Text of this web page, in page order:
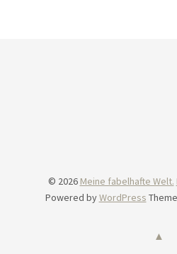
© 2026 Meine fabelhafte Welt.
Powered byWordPress